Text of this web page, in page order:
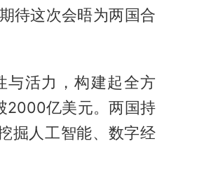
待这次会晤为两国合
与活力，构建起全方
2000亿美元。两国持
掘人工智能、数字经